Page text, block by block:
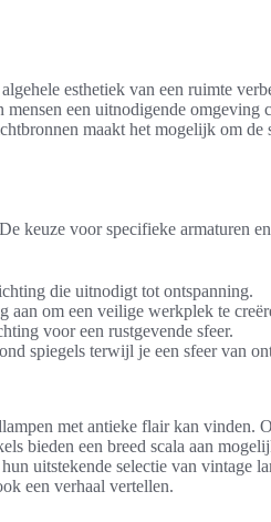
esthetiek van een ruimte
een uitnodigende omgeving
maakt het mogelijk om de
keuze voor specifieke armaturen
die uitnodigt tot ontspanning.
om een veilige werkplek te
voor een rustgevende sfeer.
spiegels terwijl je een sfeer van
met antieke flair kan vinden.
bieden een breed scala aan
uitstekende selectie van vintage
een verhaal vertellen.